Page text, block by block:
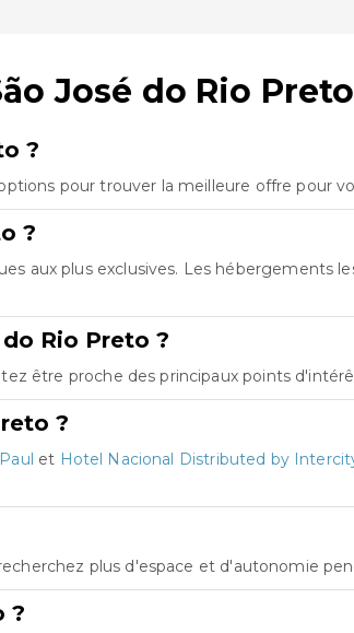
José do Rio Preto
?
pour trouver la meilleure offre pour
?
aux plus exclusives. Les hébergements
Rio Preto ?
être proche des principaux points
?
et Hotel Nacional Distributed by
plus d'espace et d'autonomie
?